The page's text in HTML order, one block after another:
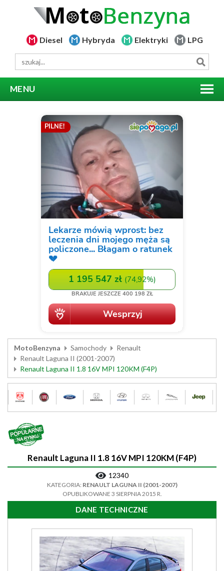
Diesel Hybryda Elektryki LPG
MENU
MotoBenzyna Samochody
Renault
Renault Laguna II (2001-2007)
Renault Laguna II 1.8 16V MPI 120KM (F4P)
Renault Laguna II 1.8 16V MPI 120KM (F4P)
12340
KATEGORIA: RENAULT LAGUNA II (2001-2007)
OPUBLIKOWANE 3 SIERPNIA 2015 R.
DANE TECHNICZNE